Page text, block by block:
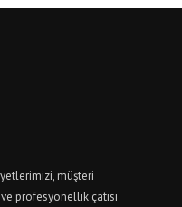
müşteri
profesyonellik çatısı